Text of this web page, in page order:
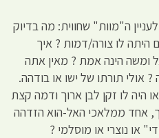
ה"מוות" שחווית: מה בדיוק
היתה לו צורה/דמות ? איך
ומשה הינה אמת ? מאין אתה
אולי תורתו של ישו או בודהה.
היה לו זקן לבן ארוך ודמה קצת
אחד ממלאכי האל-הוא הזדהה
או נוצרי או מוסלמי ?